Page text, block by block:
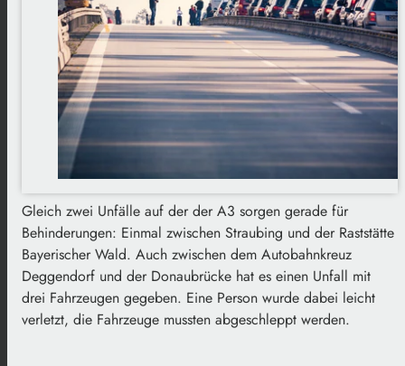
Gleich zwei Unfälle auf der der A3 sorgen gerade für
Behinderungen: Einmal zwischen Straubing und der Raststätte
Bayerischer Wald. Auch zwischen dem Autobahnkreuz
Deggendorf und der Donaubrücke hat es einen Unfall mit
drei Fahrzeugen gegeben. Eine Person wurde dabei leicht
verletzt, die Fahrzeuge mussten abgeschleppt werden.